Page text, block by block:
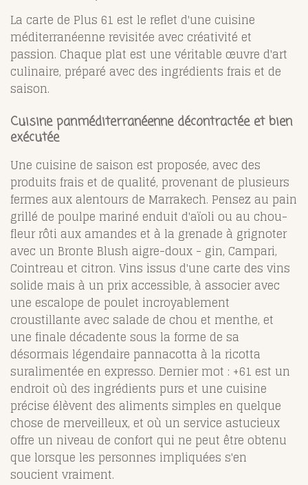
La carte de Plus 61 est le reflet d'une cuisine
méditerranéenne revisitée avec créativité et
passion. Chaque plat est une véritable œuvre d'art
culinaire, préparé avec des ingrédients frais et de
saison.
Cuisine panméditerranéenne décontractée et bien
exécutée
Une cuisine de saison est proposée, avec des
produits frais et de qualité, provenant de plusieurs
fermes aux alentours de Marrakech. Pensez au pain
grillé de poulpe mariné enduit d'aïoli ou au chou-
fleur rôti aux amandes et à la grenade à grignoter
avec un Bronte Blush aigre-doux - gin, Campari,
Cointreau et citron. Vins issus d'une carte des vins
solide mais à un prix accessible, à associer avec
une escalope de poulet incroyablement
croustillante avec salade de chou et menthe, et
une finale décadente sous la forme de sa
désormais légendaire pannacotta à la ricotta
suralimentée en expresso. Dernier mot : +61 est un
endroit où des ingrédients purs et une cuisine
précise élèvent des aliments simples en quelque
chose de merveilleux, et où un service astucieux
offre un niveau de confort qui ne peut être obtenu
que lorsque les personnes impliquées s'en
soucient vraiment.